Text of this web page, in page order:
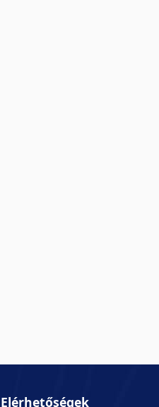
Elérhetőségek